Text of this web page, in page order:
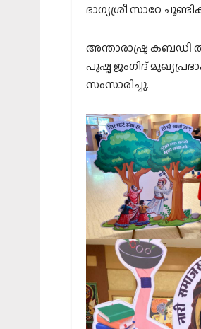
ഭാഗ്യശ്രീ സാഠേ
അന്താരാഷ്ട്ര
പുഷ്പ ജംഗിദ്
സംസാരിച്ചു.